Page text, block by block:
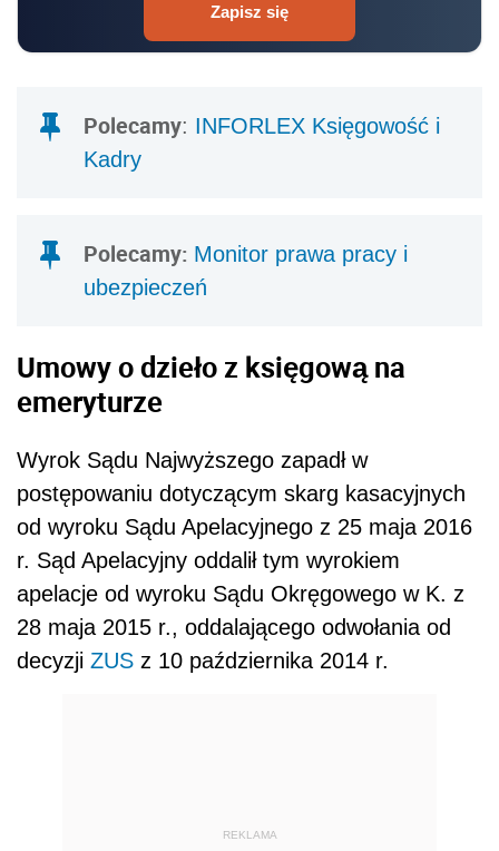
Zapisz się
Polecamy: INFORLEX Księgowość i
Kadry
Polecamy: Monitor prawa pracy i
ubezpieczeń
Umowy o dzieło z księgową na
emeryturze
Wyrok Sądu Najwyższego zapadł w
postępowaniu dotyczącym skarg kasacyjnych
od wyroku Sądu Apelacyjnego z 25 maja 2016
r. Sąd Apelacyjny oddalił tym wyrokiem
apelacje od wyroku Sądu Okręgowego w K. z
28 maja 2015 r., oddalającego odwołania od
decyzji ZUS z 10 października 2014 r.
REKLAMA